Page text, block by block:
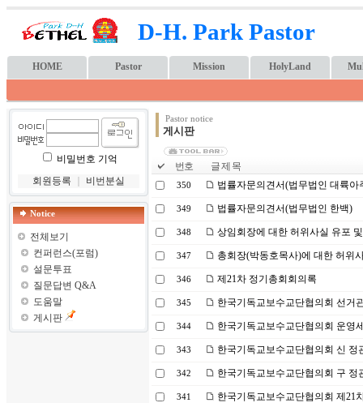
D-H. Park Pastor
HOME Pastor Mission HolyLand
비밀번호 기억
회원등록
비번분실
Notice
전체보기
컨퍼런스(포럼)
설문투표
질문답변 Q&A
도움말
게시판
Pastor notice
게시판
번호 글 제 목
350 법률자문의견서(법무법인 대륙아
349 법률자문의견서(법무법인 한백)
348 상임회장에 대한 허위사실 유포
347 총회장(박동호목사)에 대한 허위
346 제21차 정기총회회의록
345 한국기독교보수교단협의회 선거
344 한국기독교보수교단협의회 운영
343 한국기독교보수교단협의회 신 정
342 한국기독교보수교단협의회 구 정
341 한국기독교보수교단협의회 제21